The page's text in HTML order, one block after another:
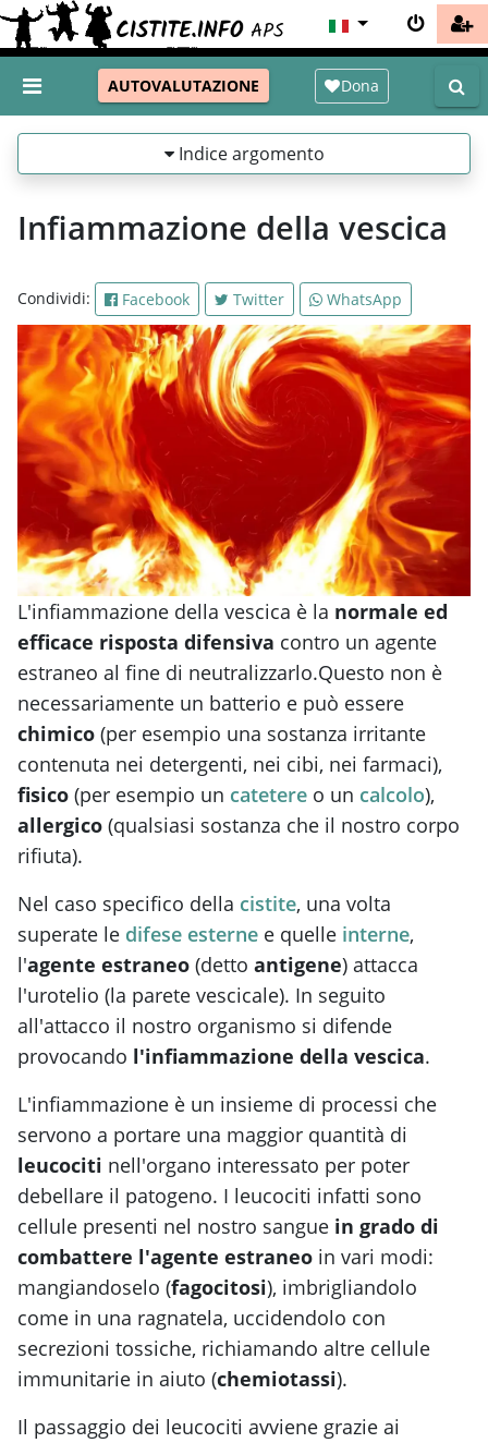
AUTOVALUTAZIONE Dona
Indice argomento
Infiammazione della vescica
Condividi: Facebook Twitter WhatsApp
L'infiammazione della vescica è la normale ed
efficace risposta difensiva contro un agente
estraneo al fine di neutralizzarlo.Questo non è
necessariamente un batterio e può essere
chimico (per esempio una sostanza irritante
contenuta nei detergenti, nei cibi, nei farmaci),
fisico (per esempio un catetere o un calcolo),
allergico (qualsiasi sostanza che il nostro corpo
rifiuta).
Nel caso specifico della cistite, una volta
superate le difese esterne e quelle interne,
l'agente estraneo (detto antigene) attacca
l'urotelio (la parete vescicale). In seguito
all'attacco il nostro organismo si difende
provocando l'infiammazione della vescica.
L'infiammazione è un insieme di processi che
servono a portare una maggior quantità di
leucociti nell'organo interessato per poter
debellare il patogeno. I leucociti infatti sono
cellule presenti nel nostro sangue in grado di
combattere l'agente estraneo in vari modi:
mangiandoselo (fagocitosi), imbrigliandolo
come in una ragnatela, uccidendolo con
secrezioni tossiche, richiamando altre cellule
immunitarie in aiuto (chemiotassi).
Il passaggio dei leucociti avviene grazie ai